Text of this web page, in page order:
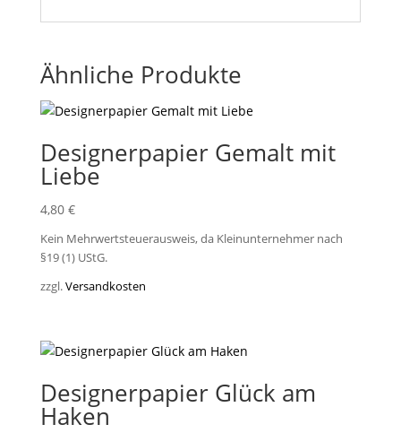
Ähnliche Produkte
Designerpapier Gemalt mit
Liebe
4,80 €
Kein Mehrwertsteuerausweis, da Kleinunternehmer nach
§19 (1) UStG.
zzgl.Versandkosten
Designerpapier Glück am
Haken